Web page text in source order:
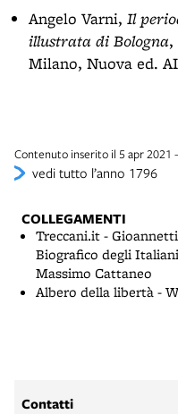
Angelo Varni, Il
illustrata di Bologna,
Milano, Nuova ed.
Contenuto inserito il 5 apr
vedi tutto l’anno 1796
COLLEGAMENTI
Treccani.it -
Biografico degli
Massimo Cattaneo
Albero della libertà -
Contatti